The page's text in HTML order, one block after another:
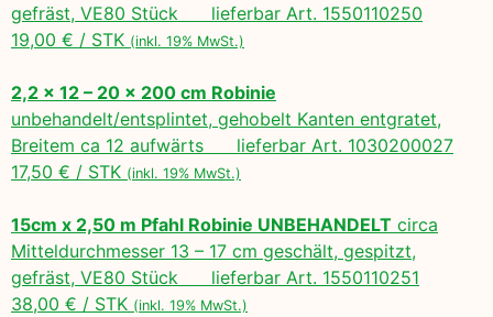
gefräst, VE80 Stück lieferbar Art. 1550110250
19,00 € / STK (inkl. 19% MwSt.)
2,2 x 12 – 20 x 200 cm Robinie
unbehandelt/entsplintet, gehobelt Kanten entgratet,
Breitem ca 12 aufwärts lieferbar Art. 1030200027
17,50 € / STK (inkl. 19% MwSt.)
15cm x 2,50 m Pfahl Robinie UNBEHANDELT circa
Mitteldurchmesser 13 – 17 cm geschält, gespitzt,
gefräst, VE80 Stück lieferbar Art. 1550110251
38,00 € / STK (inkl. 19% MwSt.)